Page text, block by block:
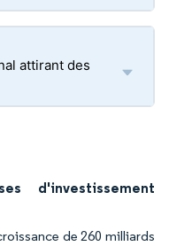
attirant des
d'investissement
de 260 milliards